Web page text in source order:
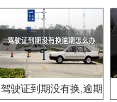
驾驶证到期没有换,逾期